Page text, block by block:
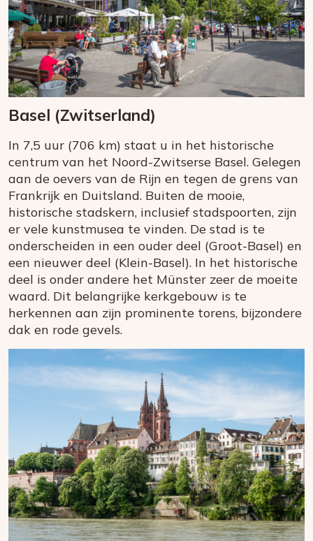
Basel (Zwitserland)
In 7,5 uur (706 km) staat u in het historische
centrum van het Noord-Zwitserse Basel. Gelegen
aan de oevers van de Rijn en tegen de grens van
Frankrijk en Duitsland. Buiten de mooie,
historische stadskern, inclusief stadspoorten, zijn
er vele kunstmusea te vinden. De stad is te
onderscheiden in een ouder deel (Groot-Basel) en
een nieuwer deel (Klein-Basel). In het historische
deel is onder andere het Münster zeer de moeite
waard. Dit belangrijke kerkgebouw is te
herkennen aan zijn prominente torens, bijzondere
dak en rode gevels.